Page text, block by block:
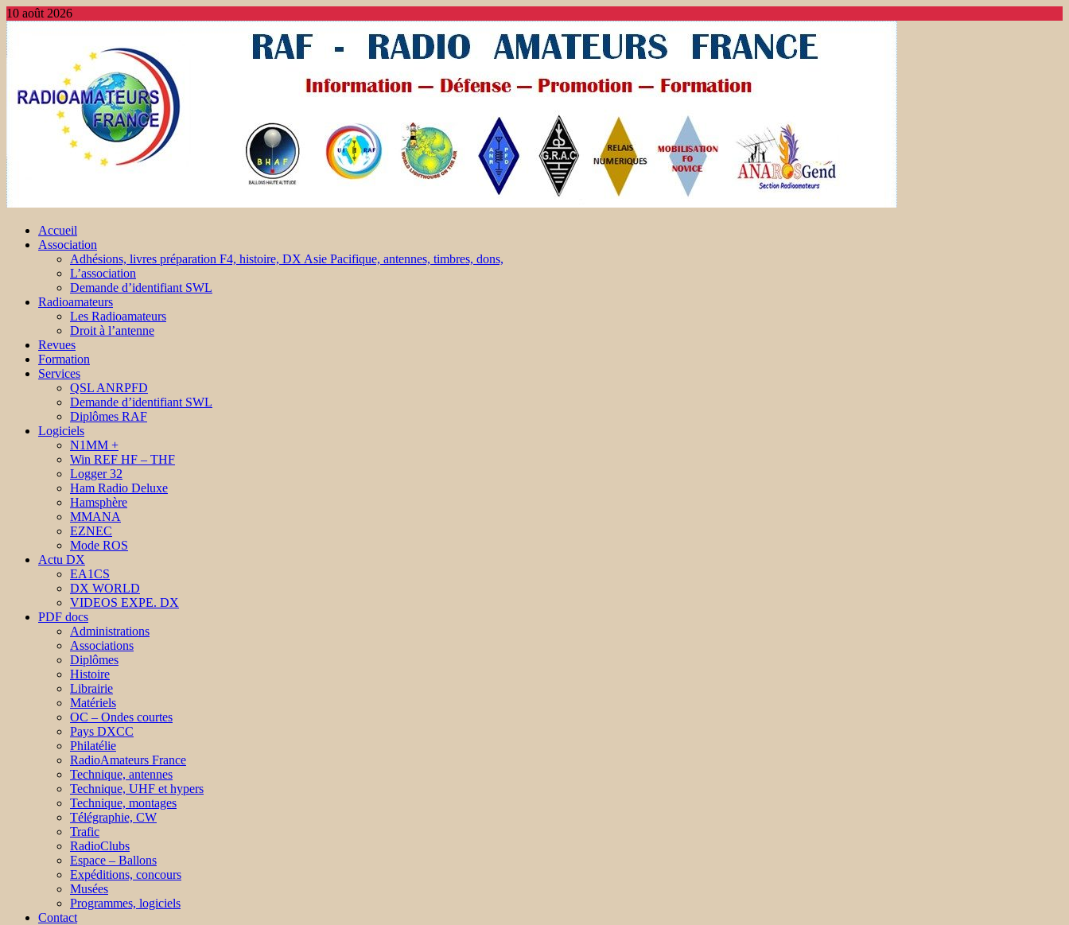
10 août 2026
Accueil
Association
Adhésions, livres préparation F4, histoire, DX Asie Pacifique, antennes, timbres, dons,
L’association
Demande d’identifiant SWL
Radioamateurs
Les Radioamateurs
Droit à l’antenne
Revues
Formation
Services
QSL ANRPFD
Demande d’identifiant SWL
Diplômes RAF
Logiciels
N1MM +
Win REF HF – THF
Logger 32
Ham Radio Deluxe
Hamsphère
MMANA
EZNEC
Mode ROS
Actu DX
EA1CS
DX WORLD
VIDEOS EXPE. DX
PDF docs
Administrations
Associations
Diplômes
Histoire
Librairie
Matériels
OC – Ondes courtes
Pays DXCC
Philatélie
RadioAmateurs France
Technique, antennes
Technique, UHF et hypers
Technique, montages
Télégraphie, CW
Trafic
RadioClubs
Espace – Ballons
Expéditions, concours
Musées
Programmes, logiciels
Contact